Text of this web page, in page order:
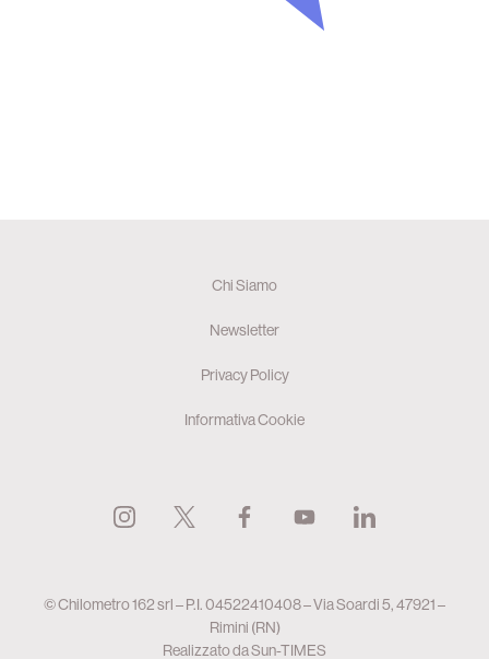
Chi Siamo
Newsletter
Privacy Policy
Informativa Cookie
© Chilometro 162 srl – P.I. 04522410408 – Via Soardi 5, 47921 –
Rimini (RN)
Realizzato daSun-TIMES